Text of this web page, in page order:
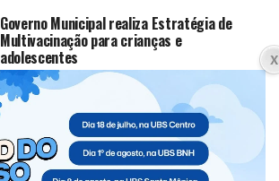
Governo Municipal realiza Estratégia de
Multivacinação para crianças e
adolescentes
CLIQUE PARA COMENTAR